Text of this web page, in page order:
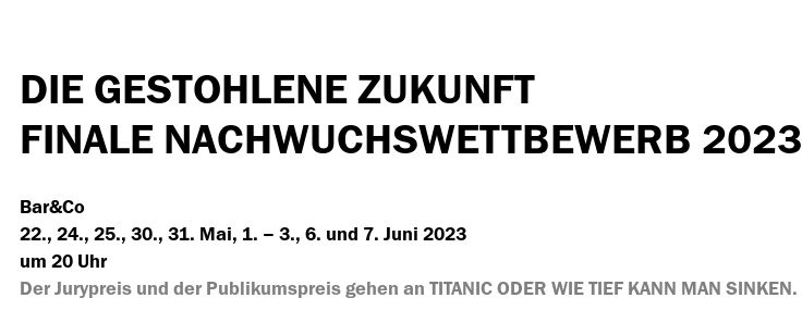
DIE GESTOHLENE ZUKUNFT
FINALE NACHWUCHSWETTBEWERB 2023
Bar&Co
22., 24., 25., 30., 31. Mai, 1. – 3., 6. und 7. Juni 2023
um 20 Uhr
Der Jurypreis und der Publikumspreis gehen an TITANIC ODER WIE TIEF KANN MAN SINKEN.